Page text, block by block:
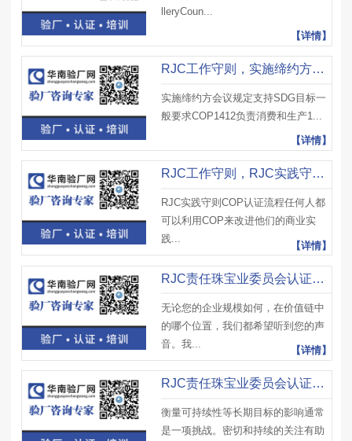
lleryCoun...
【详情】
RJC工作守则，实施缔约方会议规定支持SDG目标
实施缔约方会议规定支持SDG目标一
般要求COP1412负责消费和生产1...
【详情】
RJC工作守则，RJC实践守则COP认证流程、状态和生效日期
RJC实践守则COP认证流程任何人都
可以利用COP来改进他们的商业实
践...
【详情】
RJC责任珠宝业委员会认证介绍，会员费用及年度进度报告
无论您的企业规模如何，在价值链中
的哪个位置，我们都希望听到您的声
音。我...
【详情】
RJC责任珠宝业委员会认证介绍，衡量对于企业的影响
衡量可持续性等长期目标的影响通常
是一项挑战。密切和持续的关注有助